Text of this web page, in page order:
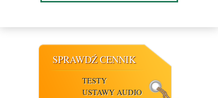
SPRAWDŹ CENNIK
TESTY
USTAWY AUDIO